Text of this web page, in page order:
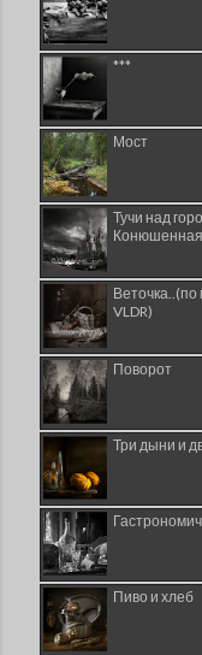
***
Мост
Тучи над
VLDR)
Поворот
Три дыни и
Пиво и хлеб